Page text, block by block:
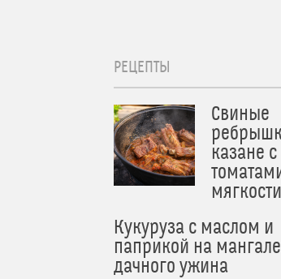
РЕЦЕПТЫ
Свиные
казане
мягкости
Кукуруза с маслом и
паприкой на
дачного ужина